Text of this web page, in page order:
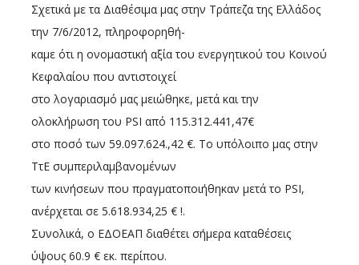
Σχετικά με τα Διαθέσιμα μας στην Τράπεζα της Ελλάδος
την 7/6/2012, πληροφορηθή-
καμε ότι η ονομαστική αξία του ενεργητικού του Κοινού
Κεφαλαίου που αντιστοιχεί
στο λογαριασμό μας μειώθηκε, μετά και την
ολοκλήρωση του PSI από 115.312.441,47€
στο ποσό των 59.097.624.,42 €. Το υπόλοιπο μας στην
ΤτΕ συμπεριλαμβανομένων
των κινήσεων που πραγματοποιήθηκαν μετά το PSI,
ανέρχεται σε 5.618.934,25 € !.
Συνολικά, ο ΕΔΟΕΑΠ διαθέτει σήμερα καταθέσεις
ύψους 60.9 € εκ. περίπου.